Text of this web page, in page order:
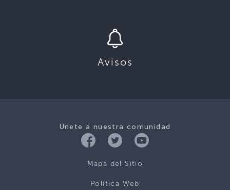
Avisos
Únete a nuestra comunidad
Mapa del Sitio
Politica Web